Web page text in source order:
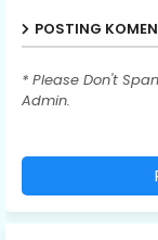
POSTING
* Please Don't
Admin.